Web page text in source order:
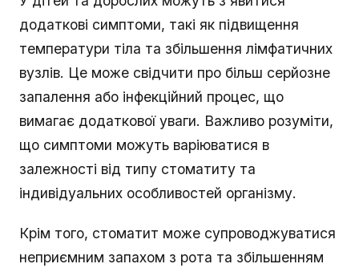
додаткові симптоми, такі як підвищення
температури тіла та збільшення лімфатичних
вузлів. Це може свідчити про більш серйозне
запалення або інфекційний процес, що
вимагає додаткової уваги. Важливо розуміти,
що симптоми можуть варіюватися в
залежності від типу стоматиту та
індивідуальних особливостей організму.
Крім того, стоматит може супроводжуватися
неприємним запахом з рота та збільшенням